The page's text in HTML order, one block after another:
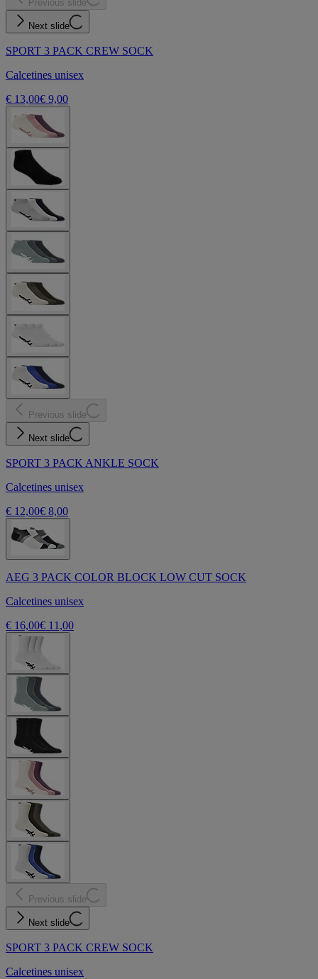
Previous slide
Next slide
SPORT 3 PACK CREW SOCK
Calcetines unisex
€ 13,00€ 9,00
Previous slide
Next slide
SPORT 3 PACK ANKLE SOCK
Calcetines unisex
€ 12,00€ 8,00
AEG 3 PACK COLOR BLOCK LOW CUT SOCK
Calcetines unisex
€ 16,00€ 11,00
Previous slide
Next slide
SPORT 3 PACK CREW SOCK
Calcetines unisex